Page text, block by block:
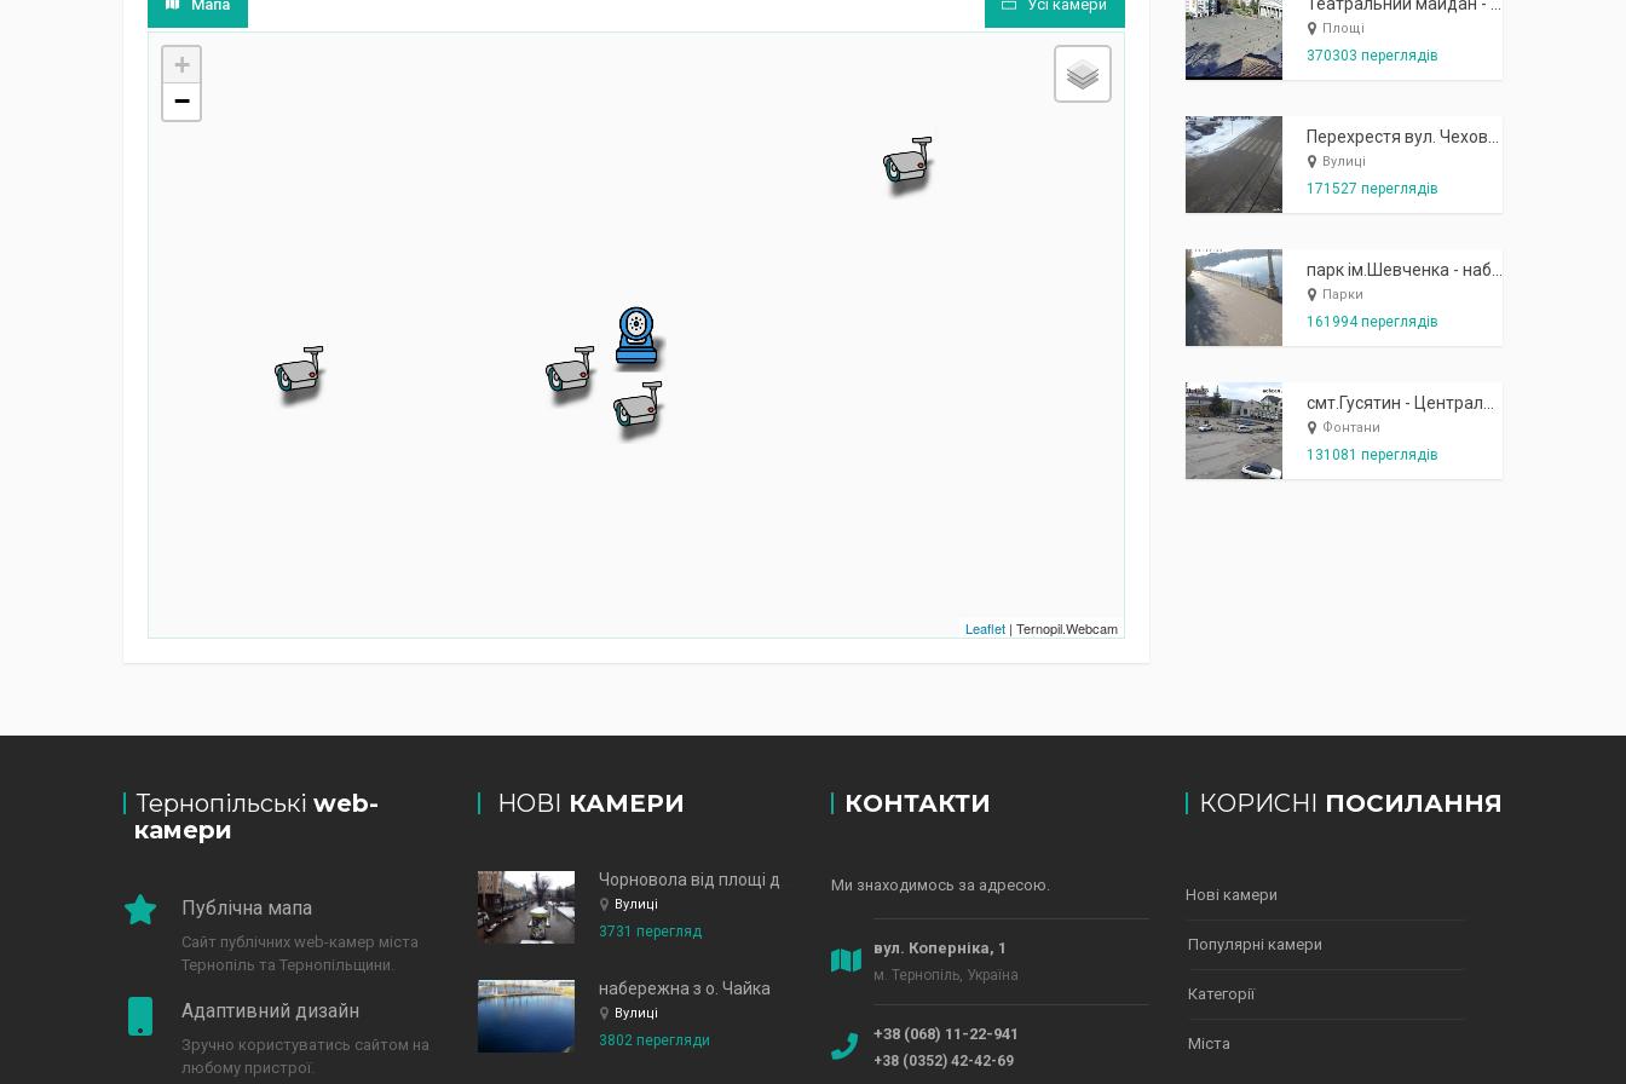
Мапа Усі камери
+
−
Leaflet| Ternopil.Webcam
Площі
370303 переглядів
Вулиці
171527 переглядів
Парки
161994 переглядів
Фонтани
131081 переглядів
Тернопільські web-
камери
Публічна мапа
Сайт публічних web-камер міста
Тернопіль та Тернопільщини.
Адаптивний дизайн
Зручно користуватись сайтом на
любому пристрої.
НОВІ КАМЕРИ
Вулиці
3731 перегляд
набережна з о. Чайка
Вулиці
3802 перегляди
КОНТАКТИ
Ми знаходимось за адресою.
вул. Коперніка, 1
м. Тернопіль, Україна
+38 (068) 11-22-941
+38 (0352) 42-42-69
КОРИСНІ ПОСИЛАННЯ
Нові камери
Популярні камери
Категорії
Міста